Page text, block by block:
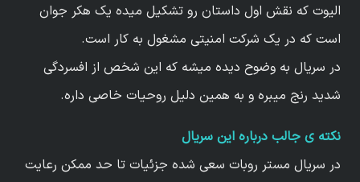
الیوت که نقش اول داستان رو تشکیل میده یک هکر جوان
است که در یک شرکت امنیتی مشغول به کار است.
در سریال به وضوح دیده میشه که این شخص از افسردگی
شدید رنج میبره و به همین دلیل روحیات خاصی داره.
نکته ی جالب درباره این سریال
در سریال مستر روبات سعی شده جزئیات تا حد ممکن رعایت